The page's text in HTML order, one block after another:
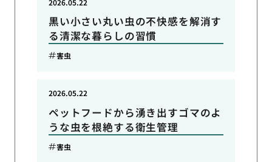
黒い小さい丸い虫の不快感を解消す
る清潔な暮らしの習慣
害虫
ペットフードから湧き出すゴマのよ
うな虫を根絶する衛生管理
2026.05.22
害虫